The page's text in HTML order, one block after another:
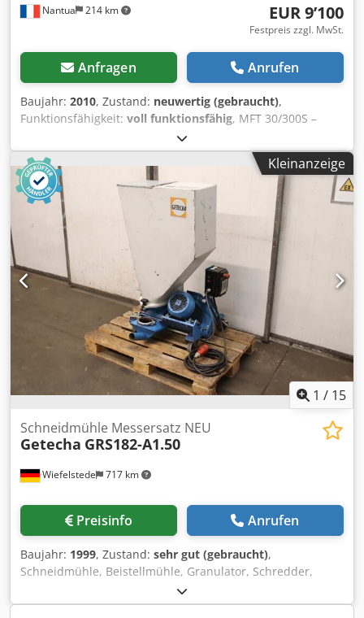
Nantua 214 km EUR 9’100
Festpreis zzgl. MwSt.
Anfragen Anrufen
Baujahr: 2010, Zustand: neuwertig (gebraucht),
Funktionsfähigkeit: voll funktionsfähig, MFT 30/300S –
Gebrauchte Profi-Ausrüstung Zu verkaufen, professionelles
Set in ausgezeichnetem Zustand, sofort einsatzbereit. Das
Set umfasst: MFT 30/300S Big Bag FAS 300 mit mobiler
Absaugstation Dieses Set bietet eine komplette Lösung,
ideal für Profis, die eine leistungsstarke, robuste und
einsatzbereite Ausrüstung für den Einsatz in der Werkstatt
oder auf der Baustelle suchen. Option: Rapid Vario 70
Primus ist als Ergänzung für 2.600 € Aufpreis erhältlich.
Dcedpfx Aszncrpeaxok Sorgfältig gewartete Ausrüstung,
die ein hervorragendes Preis-Leistungs-Verhältnis im
Vergleich zu neuer Ausrüstung bietet. Verkauf bevorzugt
als Komplettset.
Kleinanzeige
1 / 15
Wiefelstede 717 km
Schneidmühle Messersatz NEU
Getecha GRS182-A1.50
Preisinfo Anrufen
Baujahr: 1999, Zustand: sehr gut (gebraucht),
Schneidmühle, Beistellmühle, Granulator, Schredder,
Kunststoffschredder, Granulatmühle, Granulator,
Rotormühle, Recyclingtechnik, Djdpfx Aozrfbnsaxsck -